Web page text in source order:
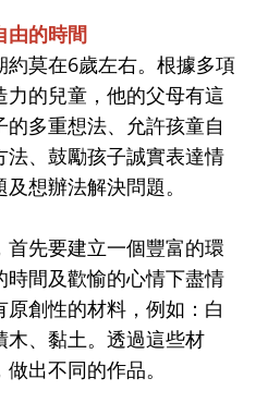
由的時間
莫在6歲左右。根據多項
的兒童，他的父母有這
多重想法、允許孩童自
法、鼓勵孩子誠實表達情
想辦法解決問題。
先要建立一個豐富的環
間及歡愉的心情下盡情
創性的材料，例如：白
、黏土。透過這些材
出不同的作品。